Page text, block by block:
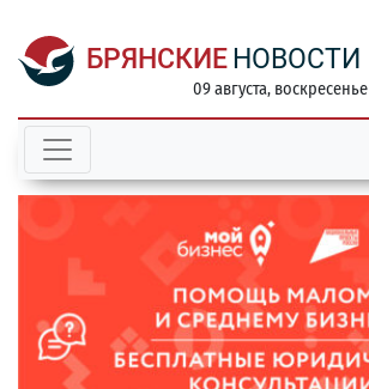
БРЯНСКИЕ НОВОСТИ
09 августа, воскресенье